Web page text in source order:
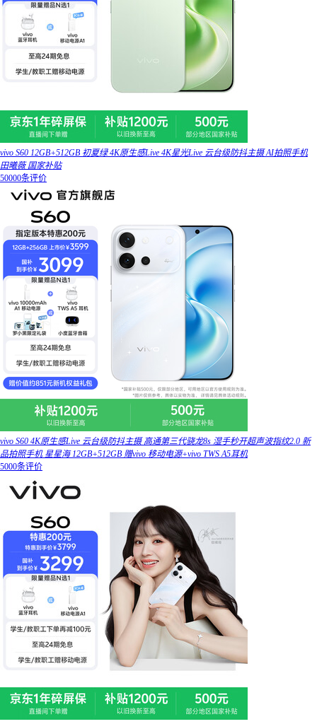
vivo S60 12GB+512GB 初夏绿 4K原生感Live 4K星光Live 云台级防抖主摄 AI拍照手机
田曦薇 国家补贴
50000条评价
vivo S60 4K原生感Live 云台级防抖主摄 高通第三代骁龙8s 湿手秒开超声波指纹2.0 新
品拍照手机 星星海 12GB+512GB 赠vivo 移动电源+vivo TWS A5耳机
5000条评价